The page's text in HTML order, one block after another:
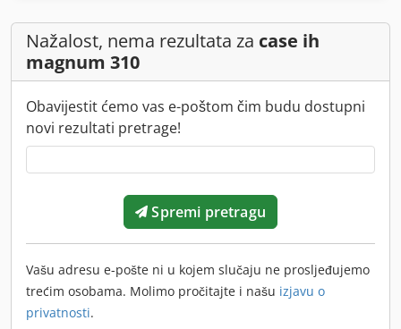
Nažalost, nema rezultata za case ih
magnum 310
Obavijestit ćemo vas e-poštom čim budu dostupni
novi rezultati pretrage!
Spremi pretragu
Vašu adresu e-pošte ni u kojem slučaju ne prosljeđujemo
trećim osobama. Molimo pročitajte i našu izjavu o
privatnosti.